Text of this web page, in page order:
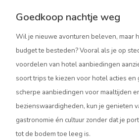
Goedkoop nachtje weg
Wil je nieuwe avonturen beleven, maar
budget te besteden? Vooral als je op
voordelen van hotel aanbiedingen
soort trips te kiezen voor hotel acties en
scherpe aanbiedingen voor maaltijden
bezienswaardigheden, kun je genieten
gastronomie én cultuur zonder dat je
tot de bodem toe leeg is.